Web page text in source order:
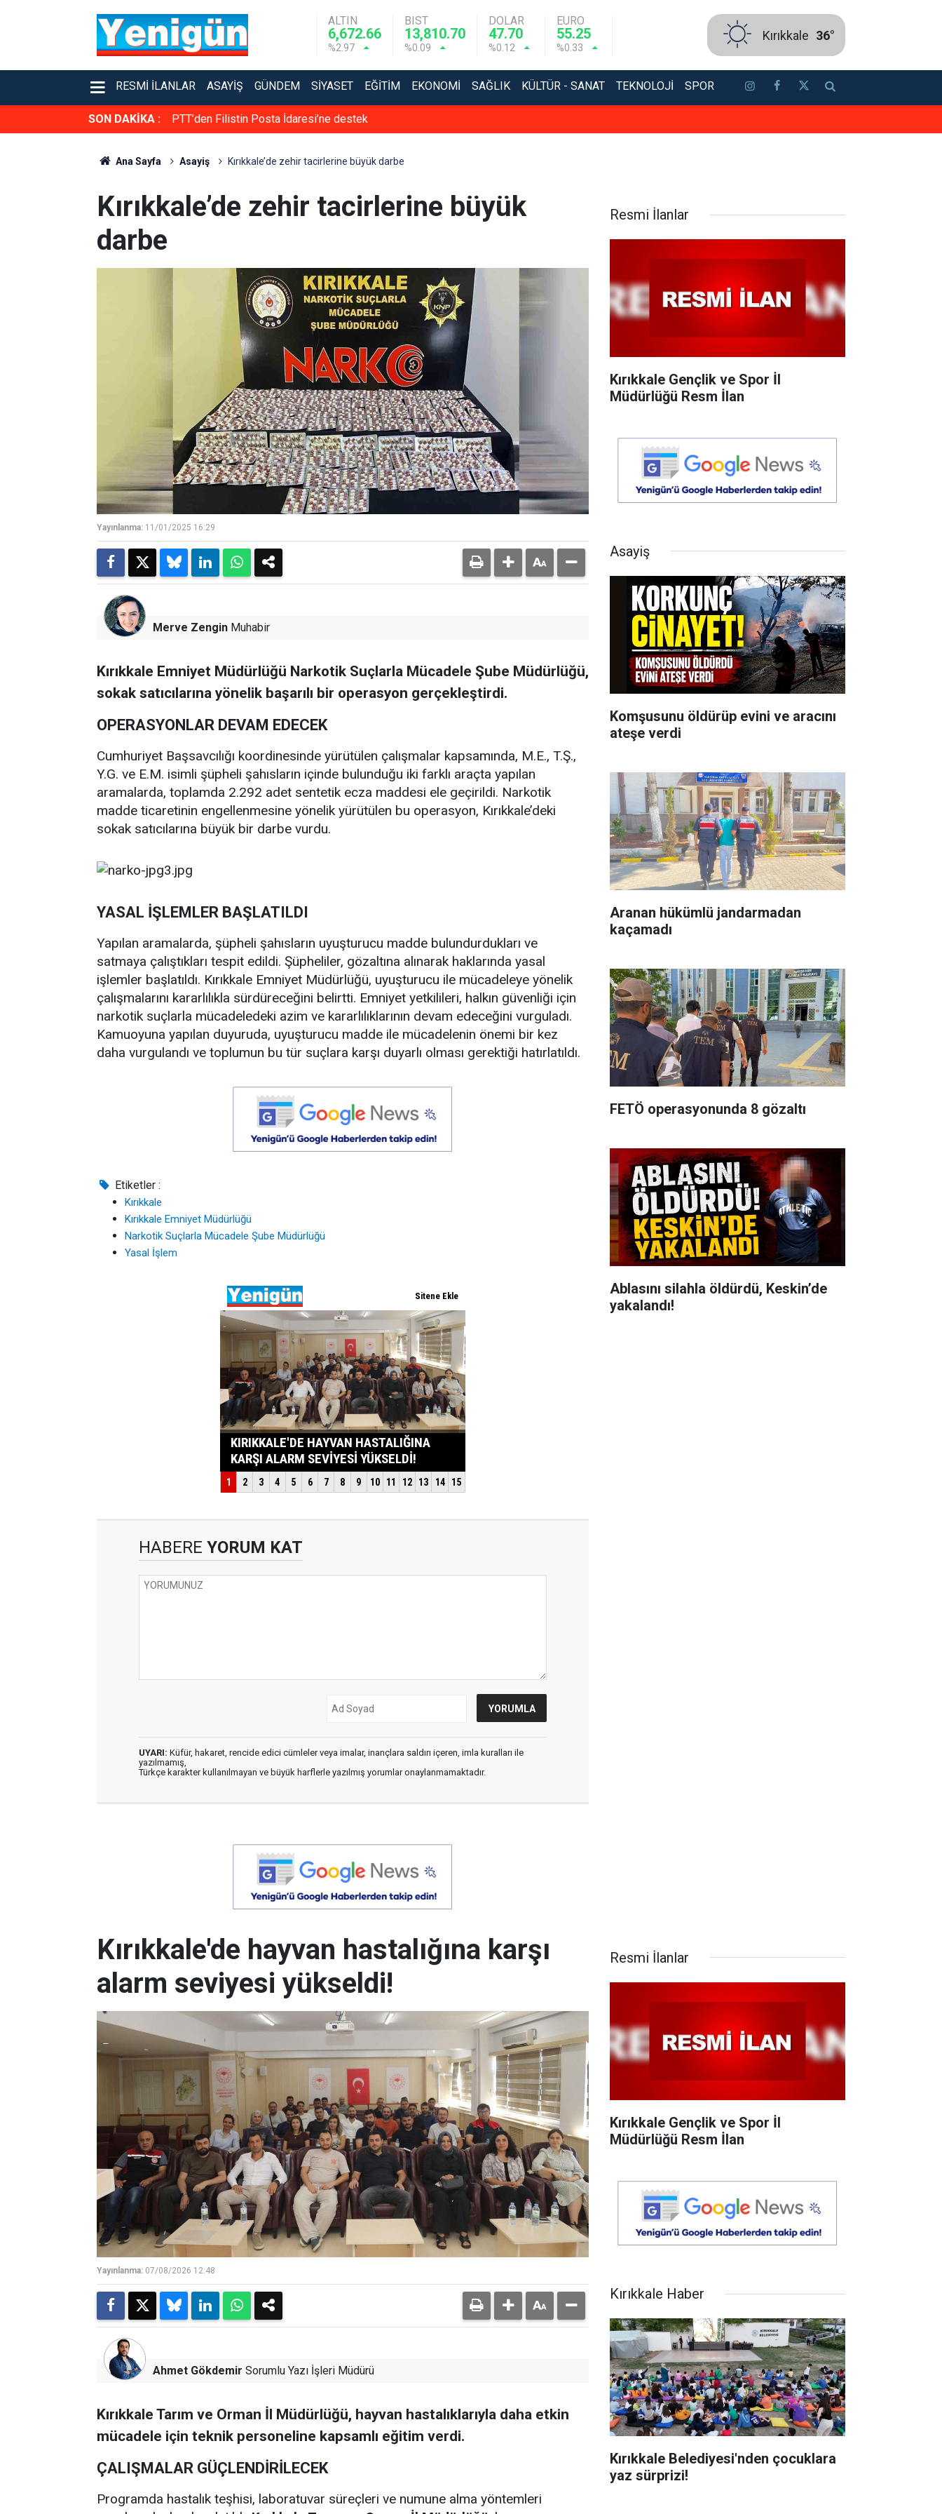
ALTIN
6,672.66
%2.97
BIST
13,810.70
%0.09
DOLAR
47.70
%0.12
EURO
55.25
%0.33
Kırıkkale 36°
RESMI İLANLAR ASAYIŞ GÜNDEM SIYASET EĞITIM EKONOMI SAĞLIK KÜLTÜR - SANAT TEKNOLOJI SPOR
SON DAKİKA : PTT’den Filistin Posta İdaresi’ne destek
Ana Sayfa Asayiş Kırıkkale’de zehir tacirlerine büyük darbe
Kırıkkale’de zehir tacirlerine büyük
darbe
Yayınlanma: 11/01/2025 16:29
Merve Zengin Muhabir
Kırıkkale Emniyet Müdürlüğü Narkotik Suçlarla Mücadele Şube Müdürlüğü,
sokak satıcılarına yönelik başarılı bir operasyon gerçekleştirdi.
OPERASYONLAR DEVAM EDECEK
Cumhuriyet Başsavcılığı koordinesinde yürütülen çalışmalar kapsamında, M.E., T.Ş.,
Y.G. ve E.M. isimli şüpheli şahısların içinde bulunduğu iki farklı araçta yapılan
aramalarda, toplamda 2.292 adet sentetik ecza maddesi ele geçirildi. Narkotik
madde ticaretinin engellenmesine yönelik yürütülen bu operasyon, Kırıkkale’deki
sokak satıcılarına büyük bir darbe vurdu.
YASAL İŞLEMLER BAŞLATILDI
Yapılan aramalarda, şüpheli şahısların uyuşturucu madde bulundurdukları ve
satmaya çalıştıkları tespit edildi. Şüpheliler, gözaltına alınarak haklarında yasal
işlemler başlatıldı. Kırıkkale Emniyet Müdürlüğü, uyuşturucu ile mücadeleye yönelik
çalışmalarını kararlılıkla sürdüreceğini belirtti. Emniyet yetkilileri, halkın güvenliği için
narkotik suçlarla mücadeledeki azim ve kararlılıklarının devam edeceğini vurguladı.
Kamuoyuna yapılan duyuruda, uyuşturucu madde ile mücadelenin önemi bir kez
daha vurgulandı ve toplumun bu tür suçlara karşı duyarlı olması gerektiği hatırlatıldı.
Etiketler :
Kırıkkale
Kırıkkale Emniyet Müdürlüğü
Narkotik Suçlarla Mücadele Şube Müdürlüğü
Yasal İşlem
HABERE YORUM KAT
UYARI: Küfür, hakaret, rencide edici cümleler veya imalar, inançlara saldırı içeren, imla kuralları ile
yazılmamış,
Türkçe karakter kullanılmayan ve büyük harflerle yazılmış yorumlar onaylanmamaktadır.
Resmi İlanlar
Kırıkkale Gençlik ve Spor İl
Müdürlüğü Resm İlan
Asayiş
Komşusunu öldürüp evini ve aracını
ateşe verdi
Aranan hükümlü jandarmadan
kaçamadı
FETÖ operasyonunda 8 gözaltı
Ablasını silahla öldürdü, Keskin’de
yakalandı!
Kırıkkale'de hayvan hastalığına karşı
alarm seviyesi yükseldi!
Yayınlanma: 07/08/2026 12:48
Ahmet Gökdemir Sorumlu Yazı İşleri Müdürü
Kırıkkale Tarım ve Orman İl Müdürlüğü, hayvan hastalıklarıyla daha etkin
mücadele için teknik personeline kapsamlı eğitim verdi.
ÇALIŞMALAR GÜÇLENDİRİLECEK
Programda hastalık teşhisi, laboratuvar süreçleri ve numune alma yöntemleri
Resmi İlanlar
Kırıkkale Gençlik ve Spor İl
Müdürlüğü Resm İlan
Kırıkkale Haber
Kırıkkale Belediyesi'nden çocuklara
yaz sürprizi!